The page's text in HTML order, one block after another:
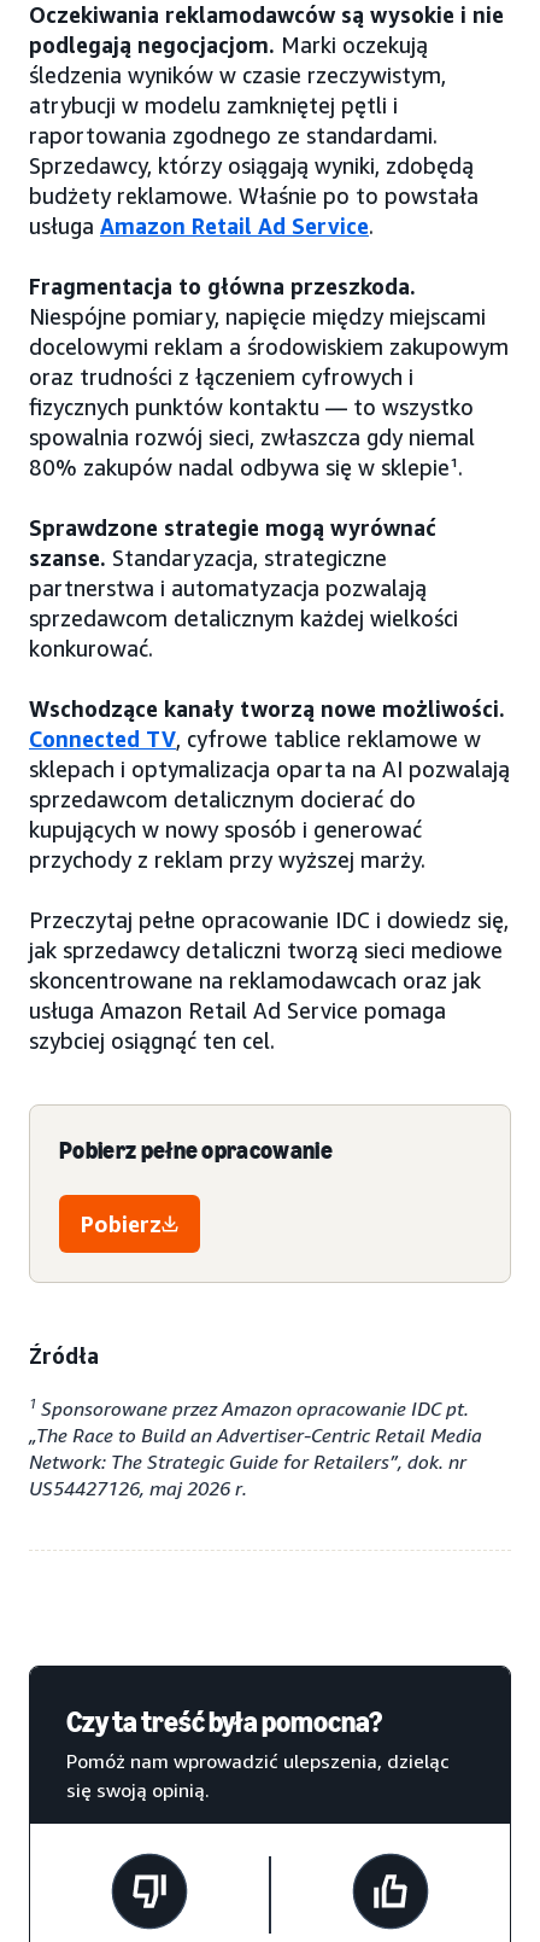
Oczekiwania reklamodawców są wysokie i nie
podlegają negocjacjom. Marki oczekują
śledzenia wyników w czasie rzeczywistym,
atrybucji w modelu zamkniętej pętli i
raportowania zgodnego ze standardami.
Sprzedawcy, którzy osiągają wyniki, zdobędą
budżety reklamowe. Właśnie po to powstała
usługa Amazon Retail Ad Service.
Fragmentacja to główna przeszkoda.
Niespójne pomiary, napięcie między miejscami
docelowymi reklam a środowiskiem zakupowym
oraz trudności z łączeniem cyfrowych i
fizycznych punktów kontaktu — to wszystko
spowalnia rozwój sieci, zwłaszcza gdy niemal
80% zakupów nadal odbywa się w sklepie¹.
Sprawdzone strategie mogą wyrównać
szanse. Standaryzacja, strategiczne
partnerstwa i automatyzacja pozwalają
sprzedawcom detalicznym każdej wielkości
konkurować.
Wschodzące kanały tworzą nowe możliwości.
Connected TV, cyfrowe tablice reklamowe w
sklepach i optymalizacja oparta na AI pozwalają
sprzedawcom detalicznym docierać do
kupujących w nowy sposób i generować
przychody z reklam przy wyższej marży.
Przeczytaj pełne opracowanie IDC i dowiedz się,
jak sprzedawcy detaliczni tworzą sieci mediowe
skoncentrowane na reklamodawcach oraz jak
usługa Amazon Retail Ad Service pomaga
szybciej osiągnąć ten cel.
Pobierz pełne opracowanie
Pobierz
Źródła
1 Sponsorowane przez Amazon opracowanie IDC pt.
„The Race to Build an Advertiser-Centric Retail Media
Network: The Strategic Guide for Retailers”, dok. nr
US54427126, maj 2026 r.
Czy ta treść była pomocna?
Pomóż nam wprowadzić ulepszenia, dzieląc
się swoją opinią.